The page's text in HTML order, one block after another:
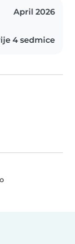
April 2026
4 sedmice